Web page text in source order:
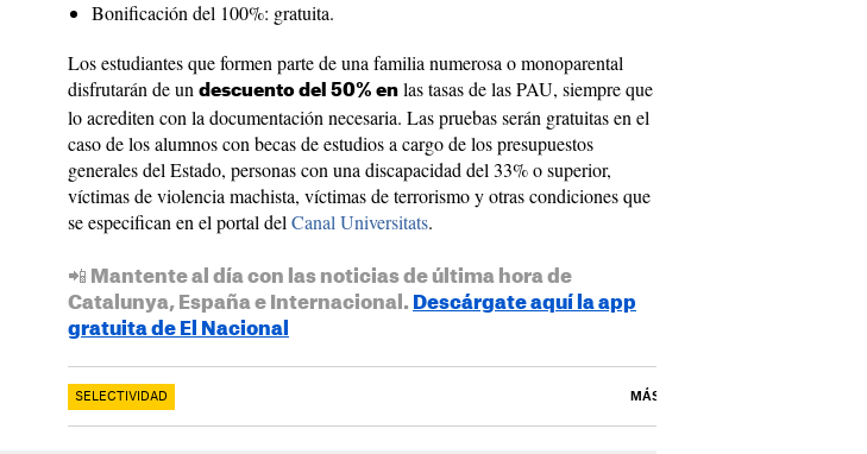
Bonificación del 100%: gratuita.
Los estudiantes que formen parte de una familia numerosa o monoparental
disfrutarán de un descuento del 50% en las tasas de las PAU, siempre que
lo acrediten con la documentación necesaria. Las pruebas serán gratuitas en el
caso de los alumnos con becas de estudios a cargo de los presupuestos
generales del Estado, personas con una discapacidad del 33% o superior,
víctimas de violencia machista, víctimas de terrorismo y otras condiciones que
se especifican en el portal del Canal Universitats.
📲 Mantente al día con las noticias de última hora de
Catalunya, España e Internacional. Descárgate aquí la app
gratuita de El Nacional
SELECTIVIDAD MÁS